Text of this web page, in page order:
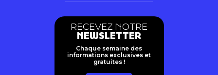
RECEVEZ NOTRE
NEWSLETTER
Chaque semaine des
informations exclusives et
gratuites !